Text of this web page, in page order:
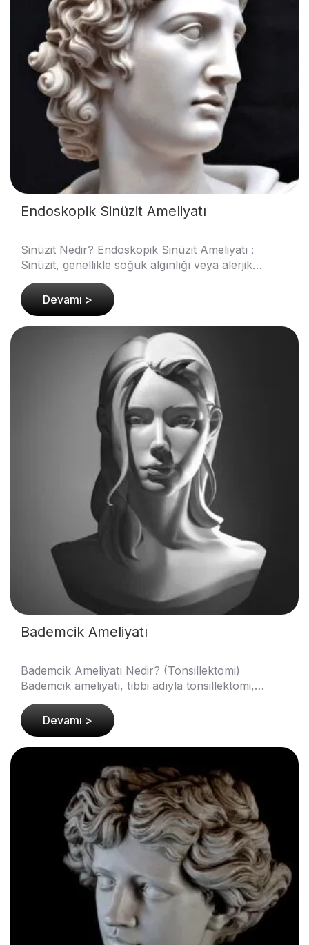
Endoskopik Sinüzit Ameliyatı
Sinüzit Nedir? Endoskopik Sinüzit Ameliyatı :
Sinüzit, genellikle soğuk algınlığı veya alerjik
reaksiyonlar sonucunda ortaya çıkan yaygın bir
sağlık ..Devamı >
Bademcik Ameliyatı
Bademcik Ameliyatı Nedir? (Tonsillektomi)
Bademcik ameliyatı, tıbbi adıyla tonsillektomi,
bademciklerin tamamen veya kısmen çıkarılmasını
içeren bir ..
Devamı >